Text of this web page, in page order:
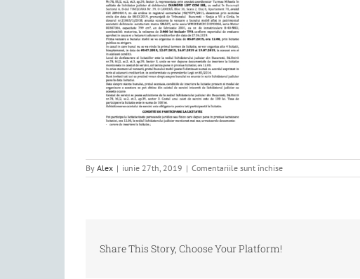
By Alex | iunie 27th, 2019 | Comentariile sunt închisepentru
Publicatie
Share This Story, Choose Your Platform!